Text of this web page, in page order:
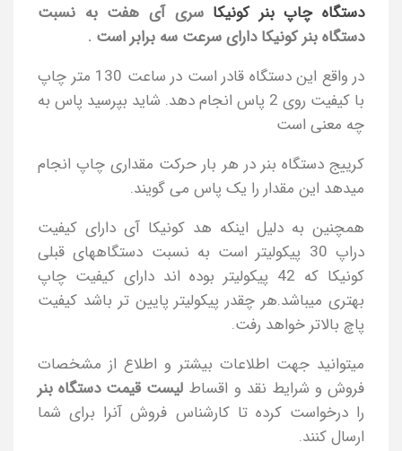
دستگاه چاپ بنر کونیکا سری آی هفت به نسبت
دستگاه بنر کونیکا دارای سرعت سه برابر است .
در واقع این دستگاه قادر است در ساعت 130 متر چاپ
با کیفیت روی 2 پاس انجام دهد. شاید بپرسید پاس به
چه معنی است
کرییج دستگاه بنر در هر بار حرکت مقداری چاپ انجام
میدهد این مقدار را یک پاس می گویند.
همچنین به دلیل اینکه هد کونیکا آی دارای کیفیت
دراپ 30 پیکولیتر است به نسبت دستگاههای قبلی
کونیکا که 42 پیکولیتر بوده اند دارای کیفیت چاپ
بهتری میباشد.هر چقدر پیکولیتر پایین تر باشد کیفیت
پاچ بالاتر خواهد رفت.
میتوانید جهت اطلاعات بیشتر و اطلاع از مشخصات
فروش و شرایط نقد و اقساط لیست قیمت دستگاه بنر
را درخواست کرده تا کارشناس فروش آنرا برای شما
ارسال کنند.